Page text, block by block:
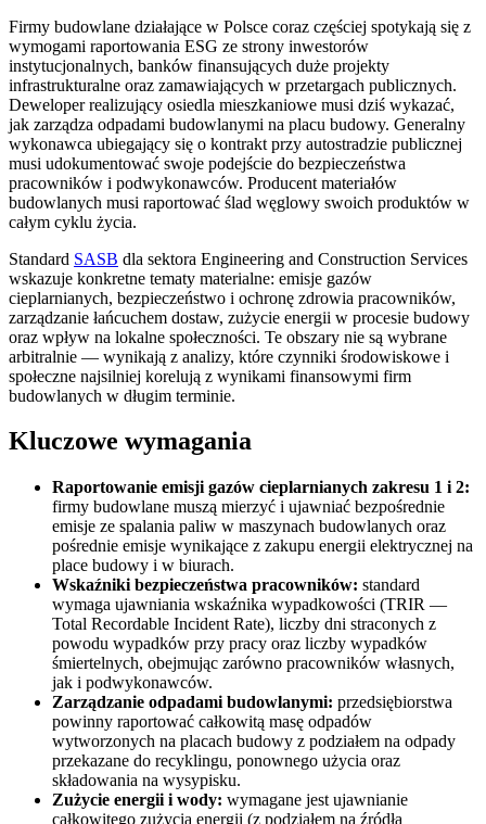
Firmy budowlane działające w Polsce coraz częściej spotykają się z
wymogami raportowania ESG ze strony inwestorów
instytucjonalnych, banków finansujących duże projekty
infrastrukturalne oraz zamawiających w przetargach publicznych.
Deweloper realizujący osiedla mieszkaniowe musi dziś wykazać,
jak zarządza odpadami budowlanymi na placu budowy. Generalny
wykonawca ubiegający się o kontrakt przy autostradzie publicznej
musi udokumentować swoje podejście do bezpieczeństwa
pracowników i podwykonawców. Producent materiałów
budowlanych musi raportować ślad węglowy swoich produktów w
całym cyklu życia.
Standard SASB dla sektora Engineering and Construction Services
wskazuje konkretne tematy materialne: emisje gazów
cieplarnianych, bezpieczeństwo i ochronę zdrowia pracowników,
zarządzanie łańcuchem dostaw, zużycie energii w procesie budowy
oraz wpływ na lokalne społeczności. Te obszary nie są wybrane
arbitralnie — wynikają z analizy, które czynniki środowiskowe i
społeczne najsilniej korelują z wynikami finansowymi firm
budowlanych w długim terminie.
Kluczowe wymagania
Raportowanie emisji gazów cieplarnianych zakresu 1 i 2:
firmy budowlane muszą mierzyć i ujawniać bezpośrednie
emisje ze spalania paliw w maszynach budowlanych oraz
pośrednie emisje wynikające z zakupu energii elektrycznej na
place budowy i w biurach.
Wskaźniki bezpieczeństwa pracowników: standard
wymaga ujawniania wskaźnika wypadkowości (TRIR —
Total Recordable Incident Rate), liczby dni straconych z
powodu wypadków przy pracy oraz liczby wypadków
śmiertelnych, obejmując zarówno pracowników własnych,
jak i podwykonawców.
Zarządzanie odpadami budowlanymi: przedsiębiorstwa
powinny raportować całkowitą masę odpadów
wytworzonych na placach budowy z podziałem na odpady
przekazane do recyklingu, ponownego użycia oraz
składowania na wysypisku.
Zużycie energii i wody: wymagane jest ujawnianie
całkowitego zużycia energii (z podziałem na źródła